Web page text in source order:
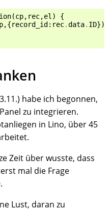
(cp, rec,el )
{
,{record_id : rec.data. ID});
habe ich begonnen,
zu integrieren.
in Lino, über 45
Zeit über wusste, dass
mal die Frage
Lust, daran zu